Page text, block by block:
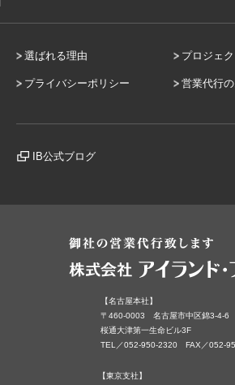
選ばれる理由 プロジェ
プライバシーポリシー 営業代行
IB公式ブログ
【名古屋本社】
〒460-0003 名古屋市中区錦3-4-6
桜通大津第一生命ビル3F
TEL／052-950-2320 FAX／052-
【東京支社】